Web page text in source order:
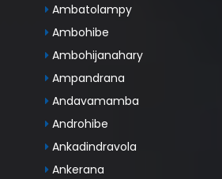
Ambatolampy
Ambohibe
Ambohijanahary
Ampandrana
Andavamamba
Androhibe
Ankadindravola
Ankerana